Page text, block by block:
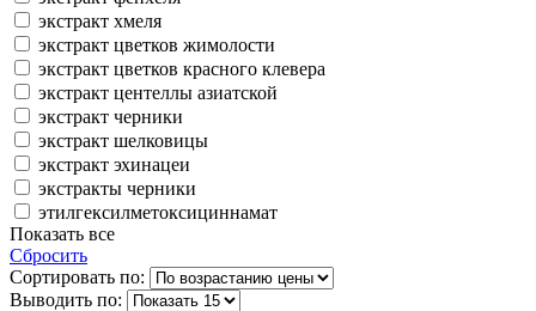
экстракт хмеля
экстракт цветков жимолости
экстракт цветков красного клевера
экстракт центеллы азиатской
экстракт черники
экстракт шелковицы
экстракт эхинацеи
экстракты черники
этилгексилметоксициннамат
Показать все
Сбросить
Сортировать по:
Выводить по: